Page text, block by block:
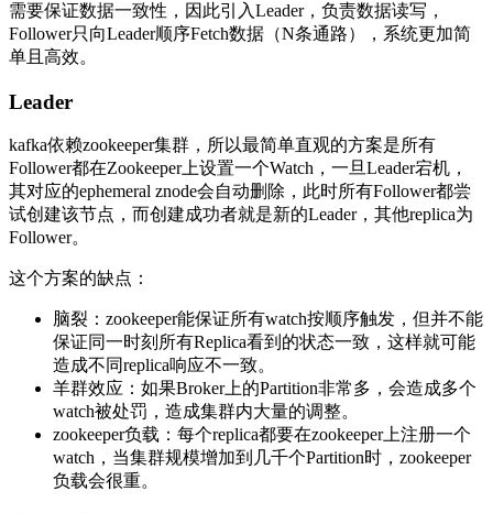
需要保证数据一致性，因此引入Leader，负责数据读写，
Follower只向Leader顺序Fetch数据（N条通路），系统更加简
单且高效。
Leader
kafka依赖zookeeper集群，所以最简单直观的方案是所有
Follower都在Zookeeper上设置一个Watch，一旦Leader宕机，
其对应的ephemeral znode会自动删除，此时所有Follower都尝
试创建该节点，而创建成功者就是新的Leader，其他replica为
Follower。
这个方案的缺点：
脑裂：zookeeper能保证所有watch按顺序触发，但并不能
保证同一时刻所有Replica看到的状态一致，这样就可能
造成不同replica响应不一致。
羊群效应：如果Broker上的Partition非常多，会造成多个
watch被处罚，造成集群内大量的调整。
zookeeper负载：每个replica都要在zookeeper上注册一个
watch，当集群规模增加到几千个Partition时，zookeeper
负载会很重。